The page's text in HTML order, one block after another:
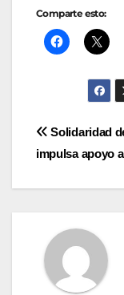
Comparte esto:
de
Solidaridad
impulsa apoyo